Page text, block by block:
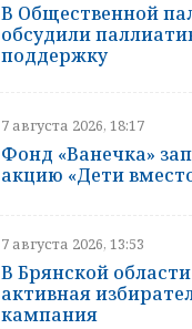
В Общественной
обсудили
поддержку
7 августа 2026, 18:17
Фонд «Ванечка»
акцию «Дети
7 августа 2026, 13:53
В Брянской
активная
кампания